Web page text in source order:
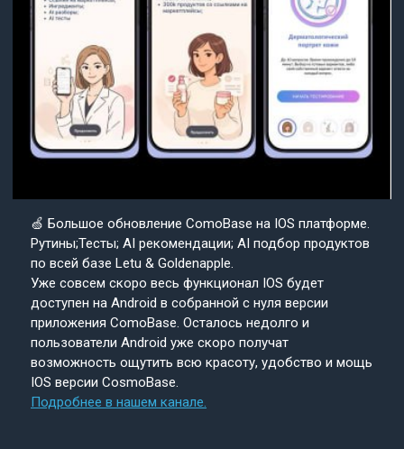
🍏 Большое обновление ComoBase на IOS платформе.
Рутины;Тесты; AI рекомендации; AI подбор продуктов
по всей базе Letu & Goldenapple.
Уже совсем скоро весь функционал IOS будет
доступен на Android в собранной с нуля версии
приложения ComoBase. Осталось недолго и
пользователи Android уже скоро получат
возможность ощутить всю красоту, удобство и мощь
IOS версии CosmoBase.
Подробнее в нашем канале.